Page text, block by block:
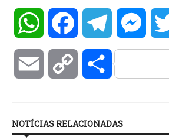
WhatsAppFacebookTelegram
Email Copy Compartilhar
NOTÍCIAS RELACIONADAS